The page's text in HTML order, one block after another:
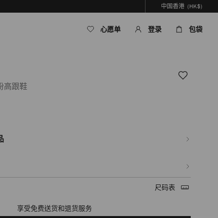
中国香港 (HK$)
心愿单 登录 包袋
高跟鞋
尺码表
享受免费送货和退货服务